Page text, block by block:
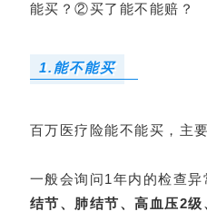
能买？②买了能不能赔？
1.能不能买
百万医疗险能不能买，主
一般会询问1年内的检查
结节、肺结节、高血压2级